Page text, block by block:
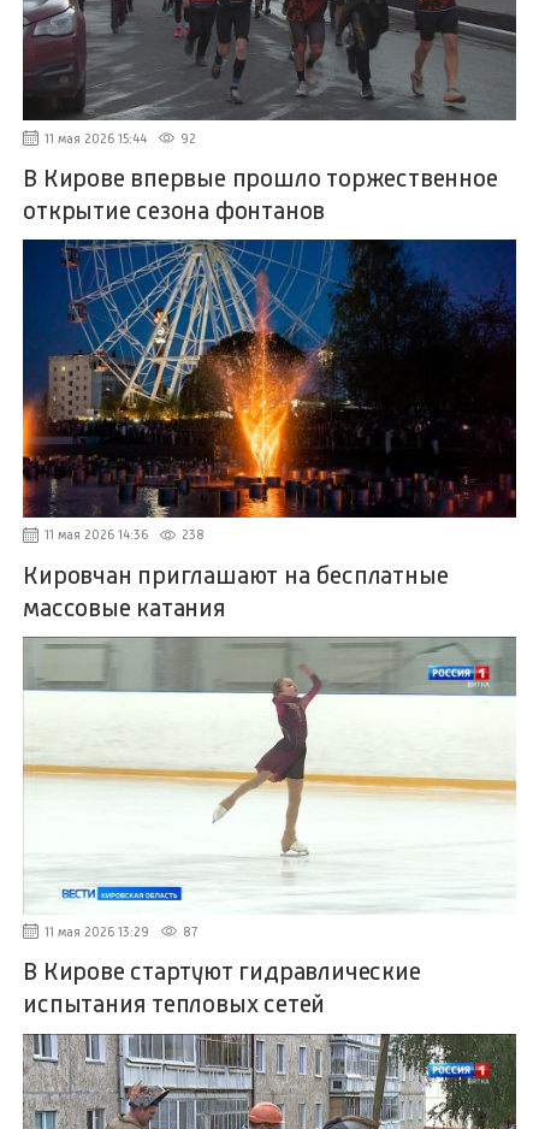
11 мая 2026 15:44 92
В Кирове впервые прошло торжественное
открытие сезона фонтанов
11 мая 2026 14:36 238
Кировчан приглашают на бесплатные
массовые катания
11 мая 2026 13:29 87
В Кирове стартуют гидравлические
испытания тепловых сетей